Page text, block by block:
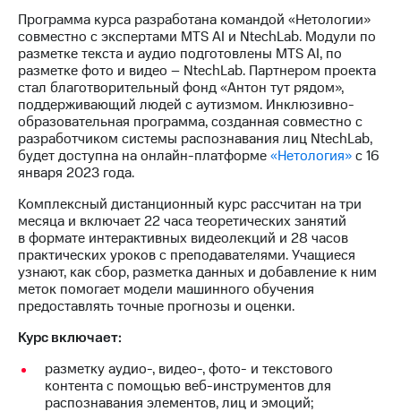
и акционерам
Корпоративное
управление
Корпоративный
секретарь
Раскрытие
информации
Информация
акционерам
Документы
ПАО
"МТС"
Собрания
акционеров
Личный
кабинет
акционера
Акционерный
капитал
Контроль
и
Программа курса разработана командой «Нетологии»
совместно с экспертами MTS AI и NtechLab. Модули по
разметке текста и аудио подготовлены MTS AI, по
разметке фото и видео – NtechLab. Партнером проекта
стал благотворительный фонд «Антон тут рядом»,
поддерживающий людей с аутизмом. Инклюзивно-
образовательная программа, созданная совместно с
разработчиком системы распознавания лиц NtechLab,
будет доступна на онлайн-платформе«Нетология»с 16
января 2023 года.
Комплексный дистанционный курс рассчитан на три
месяца и включает 22 часа теоретических занятий
в формате интерактивных видеолекций и 28 часов
практических уроков с преподавателями. Учащиеся
узнают, как сбор, разметка данных и добавление к ним
меток помогает модели машинного обучения
предоставлять точные прогнозы и оценки.
Курс включает:
разметку аудио-, видео-, фото- и текстового
контента с помощью веб-инструментов для
распознавания элементов, лиц и эмоций;